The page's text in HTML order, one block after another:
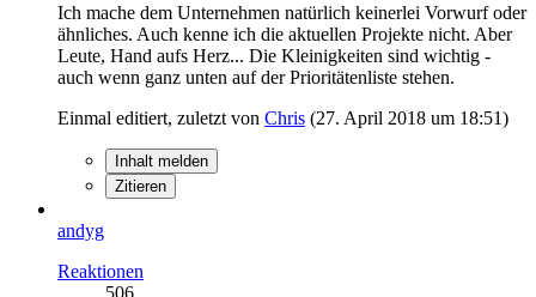
Ich mache dem Unternehmen natürlich keinerlei Vorwurf oder
ähnliches. Auch kenne ich die aktuellen Projekte nicht. Aber
Leute, Hand aufs Herz... Die Kleinigkeiten sind wichtig -
auch wenn ganz unten auf der Prioritätenliste stehen.
Einmal editiert, zuletzt von Chris (27. April 2018 um 18:51)
Inhalt melden
Zitieren
andyg
Reaktionen
506